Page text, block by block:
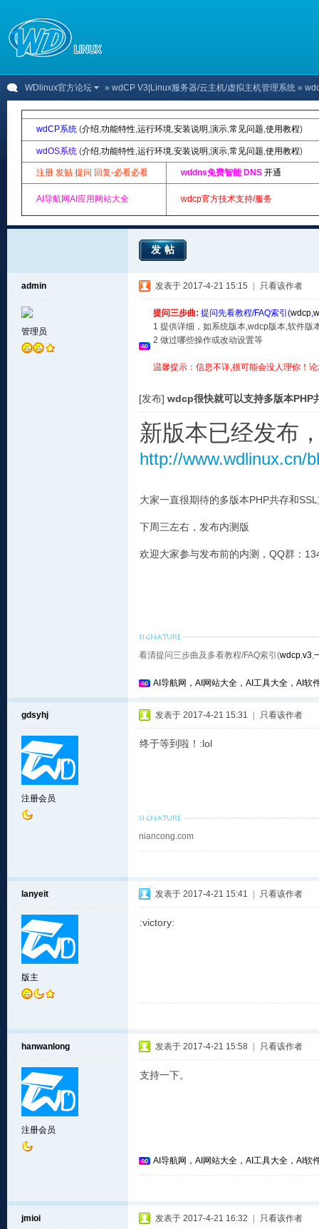
WDlinux官方论坛 » wdCP V3|Linux服务器/云主机/虚拟主机管理系统 »
wdCP系统 (介绍,功能特性,运行环境,安装说明 ,演示,常见问题,使用教程)
wdOS系统 (介绍,功能特性,运行环境,安装说明 ,演示,常见问题,使用教程)
注册 发贴 提问 回复-必看必看 wddns免费智能 DNS 开通
AI导航网AI应用网站大全 wdcp官方技术支持/服务
发帖
admin
管理员
发表于 2017-4-21 15:15 只看该作者
提问三步曲: 提问先看教程/FAQ索引(wdcp,
1 提供详细，如系统版本,wdcp版本,软件版
2 做过哪些操作或改动设置等
温馨提示：信息不详,很可能会没人理你！
[发布] wdcp很快就可以支持多版本PHP
新版本已经发布
http://www.wdlinux.cn/
大家一直很期待的多版本PHP共存和
下周三左右，发布内测版
欢迎大家参与发布前的内测，QQ群：
看清提问三步曲及多看教程/FAQ索引(wdcp,v3,
AI导航网，AI网站大全，AI工具大全，AI软
gdsyhj
注册会员
发表于 2017-4-21 15:31 只看该作者
终于等到啦！:lol
niancong.com
lanyeit
版主
发表于 2017-4-21 15:41 只看该作者
:victory:
hanwanlong
注册会员
发表于 2017-4-21 15:58 只看该作者
支持一下。
AI导航网，AI网站大全，AI工具大全，AI软
jmioi 发表于 2017-4-21 16:32 只看该作者